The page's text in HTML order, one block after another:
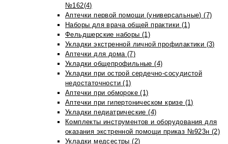
№162(4)
Аптечки первой помощи (универсальные) (7)
Наборы для врача общей практики (1)
Фельдшерские наборы (1)
Укладки экстренной личной профилактики (3)
Аптечки для дома (7)
Укладки общепрофильные (4)
Укладки при острой сердечно-сосудистой
недостаточности (1)
Аптечки при обмороке (1)
Аптечки при гипертоническом кризе (1)
Укладки педиатрические (4)
Комплекты инструментов и оборудования для
оказания экстренной помощи приказ №923н (2)
Укладки медсестры (2)